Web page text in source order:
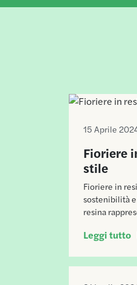
15 Aprile
Fioriere
stile
Fioriere in
sostenibilità
resina
Leggi tutto